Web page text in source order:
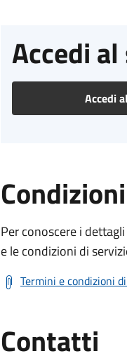
Accedi
Accedi
Per conoscere i
e le condizioni di
Termini e condizioni
Contatti